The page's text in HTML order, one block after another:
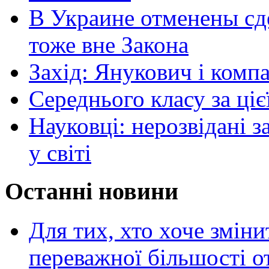
В Украине отменены
тоже вне Закона
Захід: Янукович і
Середнього класу за
Науковці: нерозвідані
у світі
Останні новини
Для тих, хто хоче
переважної більшості